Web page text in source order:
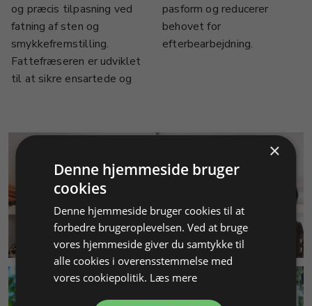
og præcis tilpasning ved
fatning af sten og
smykkefremstilling.
Fattefræseren er udviklet
til at sikre ensartede og
pasform og reducerer
behovet for
efterbearbejdning.
KUNDESERVICE
×
Denne hjemmeside bruger
cookies
Denne hjemmeside bruger cookies til at
forbedre brugeroplevelsen. Ved at bruge
vores hjemmeside giver du samtykke til
alle cookies i overensstemmelse med
vores cookiepolitik. Læs mere